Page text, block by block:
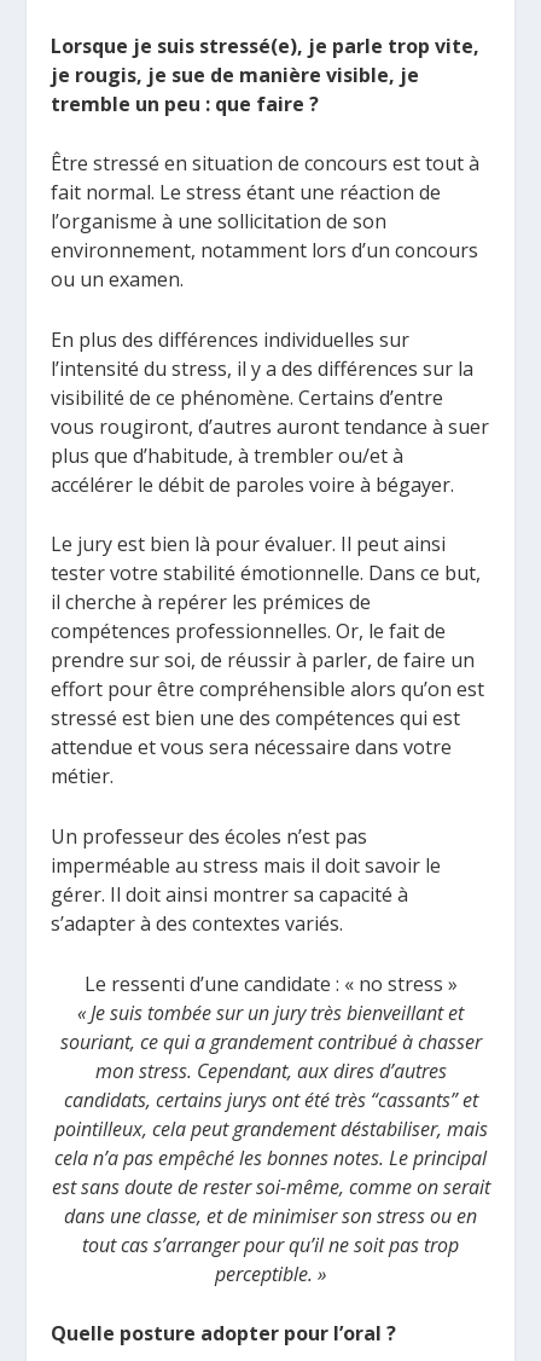
Lorsque je suis stressé(e), je parle trop vite,
je rougis, je sue de manière visible, je
tremble un peu : que faire ?
Être stressé en situation de concours est tout à
fait normal. Le stress étant une réaction de
l’organisme à une sollicitation de son
environnement, notamment lors d’un concours
ou un examen.
En plus des différences individuelles sur
l’intensité du stress, il y a des différences sur la
visibilité de ce phénomène. Certains d’entre
vous rougiront, d’autres auront tendance à suer
plus que d’habitude, à trembler ou/et à
accélérer le débit de paroles voire à bégayer.
Le jury est bien là pour évaluer. Il peut ainsi
tester votre stabilité émotionnelle. Dans ce but,
il cherche à repérer les prémices de
compétences professionnelles. Or, le fait de
prendre sur soi, de réussir à parler, de faire un
effort pour être compréhensible alors qu’on est
stressé est bien une des compétences qui est
attendue et vous sera nécessaire dans votre
métier.
Un professeur des écoles n’est pas
imperméable au stress mais il doit savoir le
gérer. Il doit ainsi montrer sa capacité à
s’adapter à des contextes variés.
Le ressenti d’une candidate : « no stress »
« Je suis tombée sur un jury très bienveillant et
souriant, ce qui a grandement contribué à chasser
mon stress. Cependant, aux dires d’autres
candidats, certains jurys ont été très “cassants” et
pointilleux, cela peut grandement déstabiliser, mais
cela n’a pas empêché les bonnes notes. Le principal
est sans doute de rester soi-même, comme on serait
dans une classe, et de minimiser son stress ou en
tout cas s’arranger pour qu’il ne soit pas trop
perceptible. »
Quelle posture adopter pour l’oral ?